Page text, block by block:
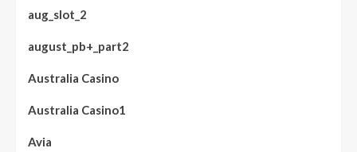
aug_slot_2
august_pb+_part2
Australia Casino
Australia Casino1
Avia